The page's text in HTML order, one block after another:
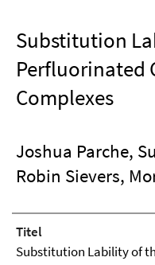
Substitution
Perfluorinated
Complexes
Joshua Parche,
Robin Sievers,
Titel
Substitution Lability of